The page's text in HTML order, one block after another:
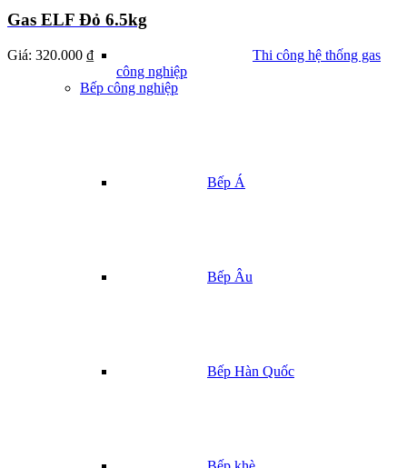
Thi công hệ thống gas
công nghiệp
Bếp công nghiệp
Bếp Á
Bếp Âu
Bếp Hàn Quốc
Gas ELF Đỏ 6.5kg
Giá: 320.000 ₫